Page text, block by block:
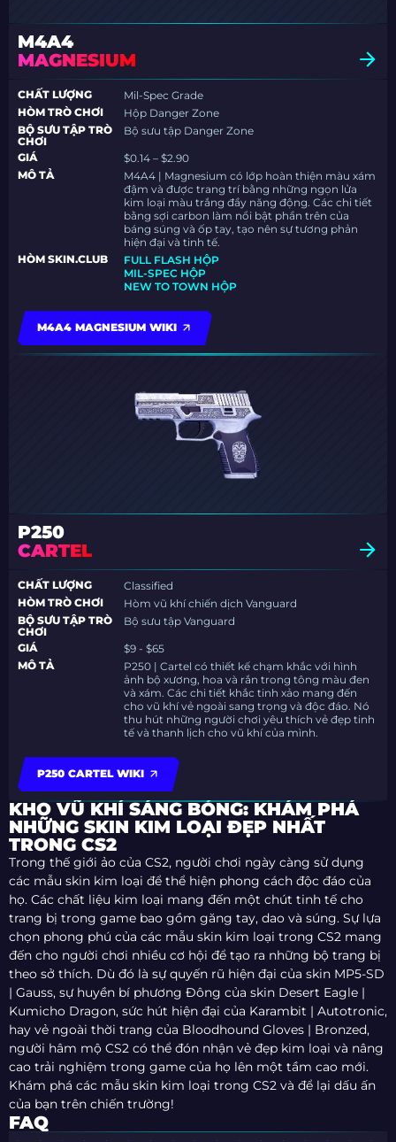
M4A4
MAGNESIUM
CHẤT LƯỢNG
Mil-Spec Grade
HÒM TRÒ CHƠI
Hộp Danger Zone
BỘ SƯU TẬP TRÒ
CHƠI
Bộ sưu tập Danger Zone
GIÁ
$0.14 – $2.90
MÔ TẢ
M4A4 | Magnesium có lớp hoàn thiện màu xám
đậm và được trang trí bằng những ngọn lửa
kim loại màu trắng đầy năng động. Các chi tiết
bằng sợi carbon làm nổi bật phần trên của
báng súng và ốp tay, tạo nên sự tương phản
hiện đại và tinh tế.
HÒM SKIN.CLUB
FULL FLASH HỘP
MIL-SPEC HỘP
NEW TO TOWN HỘP
M4A4 MAGNESIUM WIKI
P250
CARTEL
CHẤT LƯỢNG
Classified
HÒM TRÒ CHƠI
Hòm vũ khí chiến dịch Vanguard
BỘ SƯU TẬP TRÒ
CHƠI
Bộ sưu tập Vanguard
GIÁ
$9 - $65
MÔ TẢ
P250 | Cartel có thiết kế chạm khắc với hình
ảnh bộ xương, hoa và rắn trong tông màu đen
và xám. Các chi tiết khắc tinh xảo mang đến
cho vũ khí vẻ ngoài sang trọng và độc đáo. Nó
thu hút những người chơi yêu thích vẻ đẹp tinh
tế và thanh lịch cho vũ khí của mình.
P250 CARTEL WIKI
KHO VŨ KHÍ SÁNG BÓNG: KHÁM PHÁ
NHỮNG SKIN KIM LOẠI ĐẸP NHẤT
TRONG CS2
Trong thế giới ảo của CS2, người chơi ngày càng sử dụng
các mẫu skin kim loại để thể hiện phong cách độc đáo của
họ. Các chất liệu kim loại mang đến một chút tinh tế cho
trang bị trong game bao gồm găng tay, dao và súng. Sự lựa
chọn phong phú của các mẫu skin kim loại trong CS2 mang
đến cho người chơi nhiều cơ hội để tạo ra những bộ trang bị
theo sở thích. Dù đó là sự quyến rũ hiện đại của skin MP5-SD
| Gauss, sự huyền bí phương Đông của skin Desert Eagle |
Kumicho Dragon, sức hút hiện đại của Karambit | Autotronic,
hay vẻ ngoài thời trang của Bloodhound Gloves | Bronzed,
người hâm mộ CS2 có thể đón nhận vẻ đẹp kim loại và nâng
cao trải nghiệm trong game của họ lên một tầm cao mới.
Khám phá các mẫu skin kim loại trong CS2 và để lại dấu ấn
của bạn trên chiến trường!
FAQ